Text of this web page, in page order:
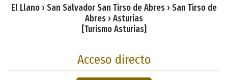
El Llano › San Salvador San Tirso de Abres › San Tirso de
Abres › Asturias
[Turismo Asturias]
Acceso directo